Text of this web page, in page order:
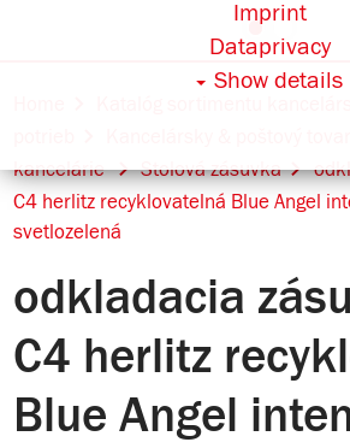
kancelárie
Stolová zásuvka
C4 herlitz recyklovatelná Blue Angel
svetlozelená
odkladacia
C4 herlitz
Blue Angel
Show details
Dataprivacy
Imprint